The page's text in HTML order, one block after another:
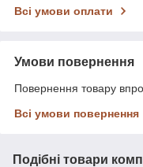
Всі умови оплати
Умови повернення
Повернення товару
Всі умови повернення
Подібні товари